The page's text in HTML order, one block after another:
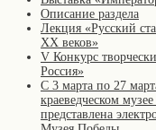
Описание раздела
Лекция «Русский
XX веков»
V Конкурс
Россия»
С 3 марта по 27
краеведческом
представлена